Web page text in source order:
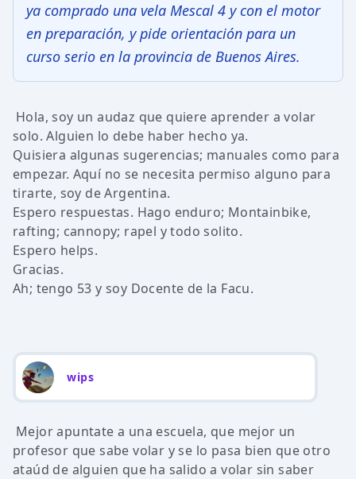
ya comprado una vela Mescal 4 y con el motor
en preparación, y pide orientación para un
curso serio en la provincia de Buenos Aires.
Hola, soy un audaz que quiere aprender a volar
solo. Alguien lo debe haber hecho ya.
Quisiera algunas sugerencias; manuales como para
empezar. Aquí no se necesita permiso alguno para
tirarte, soy de Argentina.
Espero respuestas. Hago enduro; Montainbike,
rafting; cannopy; rapel y todo solito.
Espero helps.
Gracias.
Ah; tengo 53 y soy Docente de la Facu.
wips
Mejor apuntate a una escuela, que mejor un
profesor que sabe volar y se lo pasa bien que otro
ataúd de alguien que ha salido a volar sin saber